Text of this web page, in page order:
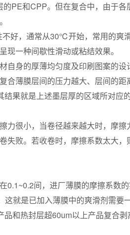
PE和CPP。但在复合中，由于
好，通常从30℃开始，常用的爽
一种间歇性滑动或粘结效果。
自身的厚薄均匀度及印刷图案的设
薄膜层间的压力越大、层间的距
果就是上述墨层厚的区域所对应
力很小，当卷径越来越大时，摩
失败。若收卷时，摩擦系数太大，
0.1~0.2间，进厂薄膜的摩擦系数
就是已加入薄膜中的爽滑剂需要
和热封层超60um以上产品复合剥